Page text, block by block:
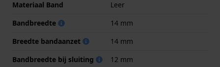
Materiaal Band
Leer
Bandbreedte
14 mm
Breedte bandaanzet
14 mm
Bandbreedte bij sluiting
12 mm